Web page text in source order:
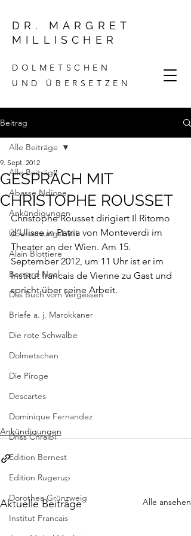
DR. MARGRET
MILLISCHER
DOLMETSCHEN
UND ÜBERSETZEN
Beitrag
Alle Beiträge
Abasse Ndione
Ankündigungen
Übersetzungskritik
Alain Blottiere
Bernard Noel
Das Buch vom Vergessen
Briefe a. j. Marokkaner
Die rote Schwalbe
Dolmetschen
Die Piroge
Descartes
Dominique Fernandez
Driss Chraibi
Edition Bernest
Edition Rugerup
Dorothea Grünzweig
Institut Francais
Alle Beiträge
GESPRÄCH MIT
CHRISTOPHE ROUSSET
9. Sept. 2012
Christophe Rousset dirigiert Il Ritorno
d’Ulisse in Patria von Monteverdi im
Theater an der Wien. Am 15.
September 2012, um 11 Uhr ist er im
Institut francais de Vienne zu Gast und
spricht über seine Arbeit.
Ankündigungen
Aktuelle Beiträge Alle ansehen